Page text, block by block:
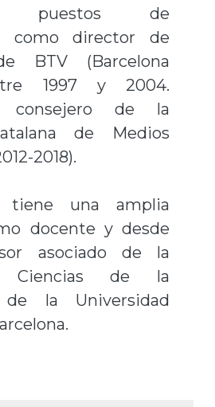
puestos de
como director de
BTV (Barcelona
1997 y 2004.
consejero de la
de Medios
2018).
tiene una amplia
docente y desde
asociado de la
Ciencias de la
de la Universidad